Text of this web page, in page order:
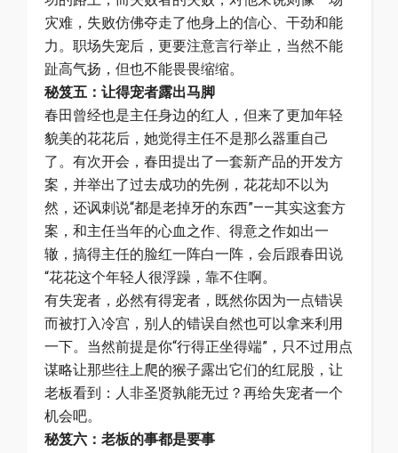
灾难，失败仿佛夺走了他身上的信心、干劲和能
力。职场失宠后，更要注意言行举止，当然不能
趾高气扬，但也不能畏畏缩缩。
秘笈五：让得宠者露出马脚
春田曾经也是主任身边的红人，但来了更加年轻
貌美的花花后，她觉得主任不是那么器重自己
了。有次开会，春田提出了一套新产品的开发方
案，并举出了过去成功的先例，花花却不以为
然，还讽刺说“都是老掉牙的东西”——其实这套方
案，和主任当年的心血之作、得意之作如出一
辙，搞得主任的脸红一阵白一阵，会后跟春田说
“花花这个年轻人很浮躁，靠不住啊。
有失宠者，必然有得宠者，既然你因为一点错误
而被打入冷宫，别人的错误自然也可以拿来利用
一下。当然前提是你“行得正坐得端”，只不过用点
谋略让那些往上爬的猴子露出它们的红屁股，让
老板看到：人非圣贤孰能无过？再给失宠者一个
机会吧。
秘笈六：老板的事都是要事